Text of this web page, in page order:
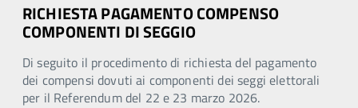
RICHIESTA PAGAMENTO COMPENSO
COMPONENTI DI SEGGIO
Di seguito il procedimento di richiesta del pagamento
dei compensi dovuti ai componenti dei seggi elettorali
per il Referendum del 22 e 23 marzo 2026.